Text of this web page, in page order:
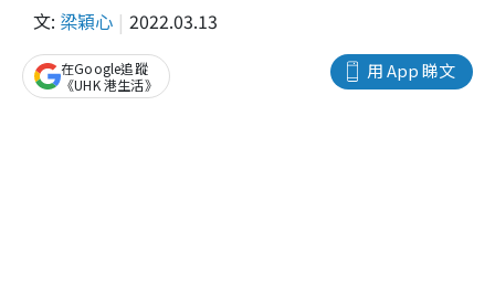
文: 梁穎心 2022.03.13
用 App 睇文
在Google追蹤
《UHK 港生活》